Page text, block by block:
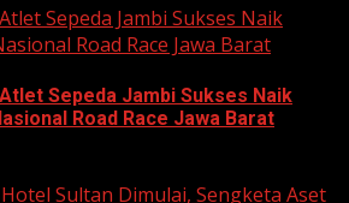
Sepeda Jambi Sukses Naik
Road Race Jawa Barat
Sepeda Jambi Sukses Naik
Road Race Jawa Barat
Sultan Dimulai, Sengketa Aset